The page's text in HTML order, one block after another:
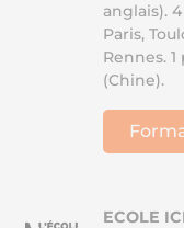
anglais).
Paris,
Rennes.
(Chine).
ECOLE